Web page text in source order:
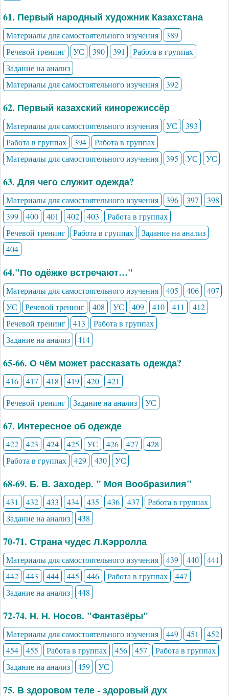
61. Первый народный художник Казахстана
Материалы для самостоятельного изучения
389
Речевой тренинг
УС 390 391
Работа в группах
Задание на анализ
Материалы для самостоятельного изучения
392
62. Первый казахский кинорежиссёр
Материалы для самостоятельного изучения УС
393
Работа в группах
394
Работа в группах
Материалы для самостоятельного изучения
395 УС УС
63. Для чего служит одежда?
Материалы для самостоятельного изучения 396 397
398
399
400 401 402 403
Работа в группах
Речевой тренинг
Работа в группах
Задание на анализ
404
64."По одёжке встречают…"
Материалы для самостоятельного изучения 405 406
407
УС
Речевой тренинг 408 УС 409 410 411
412
Речевой тренинг
413
Работа в группах
Задание на анализ
414
65-66. О чём может рассказать одежда?
416 417 418 419 420
421
Речевой тренинг
Задание на анализ УС
67. Интересное об одежде
422 423 424 425 УС 426 427
428
Работа в группах
429 430 УС
68-69. Б. В. Заходер. " Моя Вообразилия"
431 432 433 434 435 436 437
Работа в группах
Задание на анализ
438
70-71. Страна чудес Л.Кэрролла
Материалы для самостоятельного изучения 439 440
441
442
443 444 445 446 Работа в группах
447
Задание на анализ
448
72-74. Н. Н. Носов. "Фантазёры"
Материалы для самостоятельного изучения 449 451
452
454
455 Работа в группах 456 457
Работа в группах
Задание на анализ
459 УС
75. В здоровом теле - здоровый дух